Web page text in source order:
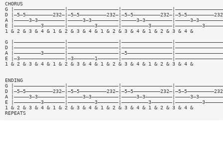
CHORUS
G
D
A
E
1 & 2 & 3 & 4 & 1 & 2 & 3 & 4 & 1 & 2 & 3 & 4 & 1 & 2 & 3 & 4 &
G
D
A
E
1 & 2 & 3 & 4 & 1 & 2 & 3 & 4 & 1 & 2 & 3 & 4 & 1 & 2 & 3 & 4 &
ENDING
G
D
A
E
1 & 2 & 3 & 4 & 1 & 2 & 3 & 4 & 1 & 2 & 3 & 4 & 1 & 2 & 3 & 4 &
REPEATS